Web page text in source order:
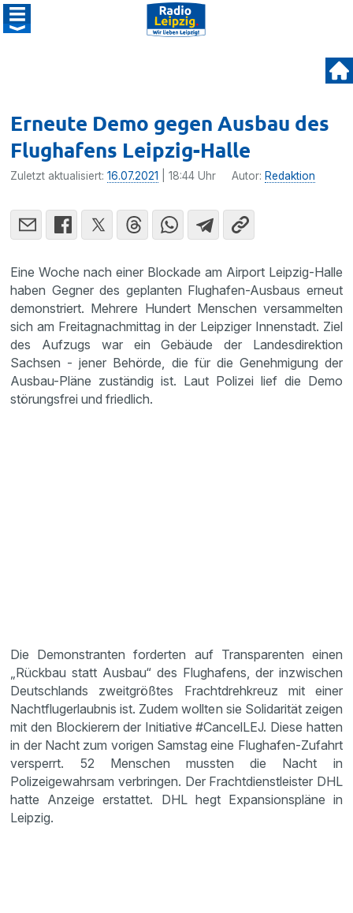
Erneute Demo gegen Ausbau des
Flughafens Leipzig-Halle
Zuletzt aktualisiert:16.07.2021 | 18:44 Uhr Autor: Redaktion
Eine Woche nach einer Blockade am Airport Leipzig-Halle
haben Gegner des geplanten Flughafen-Ausbaus erneut
demonstriert. Mehrere Hundert Menschen versammelten
sich am Freitagnachmittag in der Leipziger Innenstadt. Ziel
des Aufzugs war ein Gebäude der Landesdirektion
Sachsen - jener Behörde, die für die Genehmigung der
Ausbau-Pläne zuständig ist. Laut Polizei lief die Demo
störungsfrei und friedlich.
Die Demonstranten forderten auf Transparenten einen
„Rückbau statt Ausbau“ des Flughafens, der inzwischen
Deutschlands zweitgrößtes Frachtdrehkreuz mit einer
Nachtflugerlaubnis ist. Zudem wollten sie Solidarität zeigen
mit den Blockierern der Initiative #CancelLEJ. Diese hatten
in der Nacht zum vorigen Samstag eine Flughafen-Zufahrt
versperrt. 52 Menschen mussten die Nacht in
Polizeigewahrsam verbringen. Der Frachtdienstleister DHL
hatte Anzeige erstattet. DHL hegt Expansionspläne in
Leipzig.